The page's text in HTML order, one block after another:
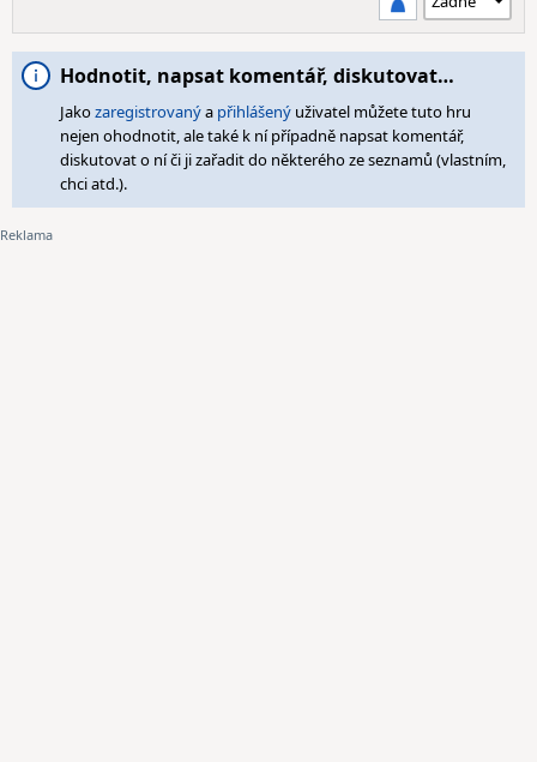
Hodnotit, napsat komentář, diskutovat…
Jakozaregistrovanýa přihlášený uživatel můžete tuto hru
nejen ohodnotit, ale také k ní případně napsat komentář,
diskutovat o ní či ji zařadit do některého ze seznamů (vlastním,
chci atd.).